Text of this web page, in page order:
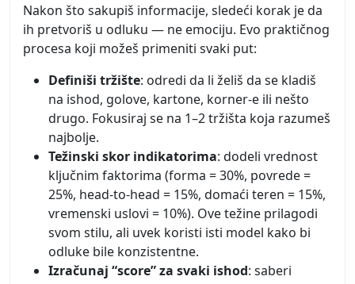
Nakon što sakupiš informacije, sledeći korak je da
ih pretvoriš u odluku — ne emociju. Evo praktičnog
procesa koji možeš primeniti svaki put:
Definiši tržište: odredi da li želiš da se kladiš
na ishod, golove, kartone, korner-e ili nešto
drugo. Fokusiraj se na 1–2 tržišta koja razumeš
najbolje.
Težinski skor indikatorima: dodeli vrednost
ključnim faktorima (forma = 30%, povrede =
25%, head-to-head = 15%, domaći teren = 15%,
vremenski uslovi = 10%). Ove težine prilagodi
svom stilu, ali uvek koristi isti model kako bi
odluke bile konzistentne.
Izračunaj “score” za svaki ishod: saberi